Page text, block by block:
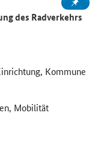
des Radverkehrs
Kommune
Mobilität